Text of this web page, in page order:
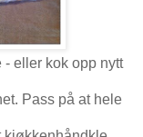
eller kok opp nytt
Pass på at hele